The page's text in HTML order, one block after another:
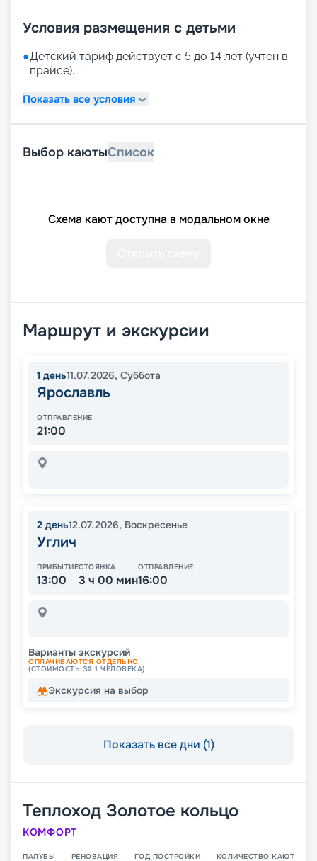
Условия размещения с детьми
●Детский тариф действует с 5 до 14 лет (учтен в
прайсе).
Показать все условия
Выбор каютыСписок
Схема кают доступна в модальном окне
Маршрут и экскурсии
1 день11.07.2026, Суббота
Ярославль
ОТПРАВЛЕНИЕ
21:00
2 день12.07.2026, Воскресенье
Углич
ПРИБЫТИЕ
13:00
СТОЯНКА
3 ч 00 мин
ОТПРАВЛЕНИЕ
16:00
Варианты экскурсий
ОПЛАЧИВАЮТСЯ ОТДЕЛЬНО
(СТОИМОСТЬ ЗА 1 ЧЕЛОВЕКА)
Экскурсия на выбор
Показать все дни (1)
Теплоход Золотое кольцо
КОМФОРТ
ПАЛУБЫ РЕНОВАЦИЯ ГОД ПОСТРОЙКИ КОЛИЧЕСТВО КАЮТ